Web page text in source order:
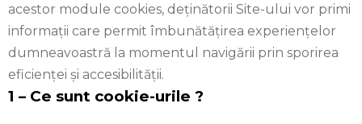
acestor module cookies, deținătorii Site-ului vor primi
informații care permit îmbunătățirea experiențelor
dumneavoastră la momentul navigării prin sporirea
eficienței și accesibilității.
1 – Ce sunt cookie-urile ?